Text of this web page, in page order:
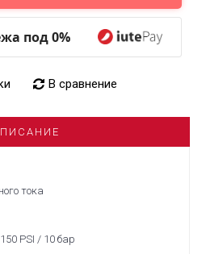
под 0%
В сравнение
тока
PSI / 10 бар